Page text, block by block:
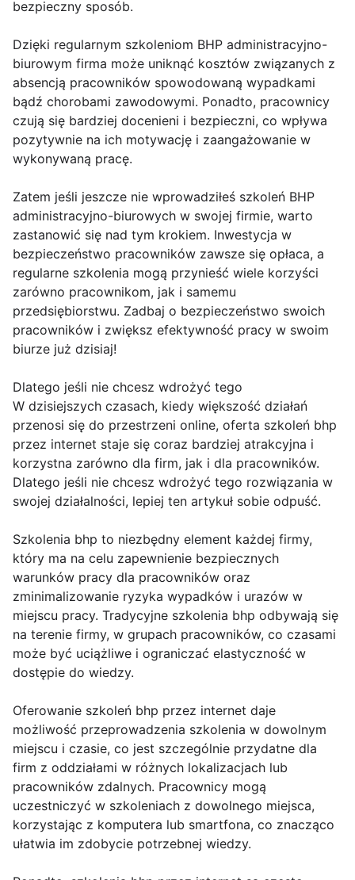
bezpieczny sposób.
Dzięki regularnym szkoleniom BHP administracyjno-
biurowym firma może uniknąć kosztów związanych z
absencją pracowników spowodowaną wypadkami
bądź chorobami zawodowymi. Ponadto, pracownicy
czują się bardziej docenieni i bezpieczni, co wpływa
pozytywnie na ich motywację i zaangażowanie w
wykonywaną pracę.
Zatem jeśli jeszcze nie wprowadziłeś szkoleń BHP
administracyjno-biurowych w swojej firmie, warto
zastanowić się nad tym krokiem. Inwestycja w
bezpieczeństwo pracowników zawsze się opłaca, a
regularne szkolenia mogą przynieść wiele korzyści
zarówno pracownikom, jak i samemu
przedsiębiorstwu. Zadbaj o bezpieczeństwo swoich
pracowników i zwiększ efektywność pracy w swoim
biurze już dzisiaj!
Dlatego jeśli nie chcesz wdrożyć tego
W dzisiejszych czasach, kiedy większość działań
przenosi się do przestrzeni online, oferta szkoleń bhp
przez internet staje się coraz bardziej atrakcyjna i
korzystna zarówno dla firm, jak i dla pracowników.
Dlatego jeśli nie chcesz wdrożyć tego rozwiązania w
swojej działalności, lepiej ten artykuł sobie odpuść.
Szkolenia bhp to niezbędny element każdej firmy,
który ma na celu zapewnienie bezpiecznych
warunków pracy dla pracowników oraz
zminimalizowanie ryzyka wypadków i urazów w
miejscu pracy. Tradycyjne szkolenia bhp odbywają się
na terenie firmy, w grupach pracowników, co czasami
może być uciążliwe i ograniczać elastyczność w
dostępie do wiedzy.
Oferowanie szkoleń bhp przez internet daje
możliwość przeprowadzenia szkolenia w dowolnym
miejscu i czasie, co jest szczególnie przydatne dla
firm z oddziałami w różnych lokalizacjach lub
pracowników zdalnych. Pracownicy mogą
uczestniczyć w szkoleniach z dowolnego miejsca,
korzystając z komputera lub smartfona, co znacząco
ułatwia im zdobycie potrzebnej wiedzy.